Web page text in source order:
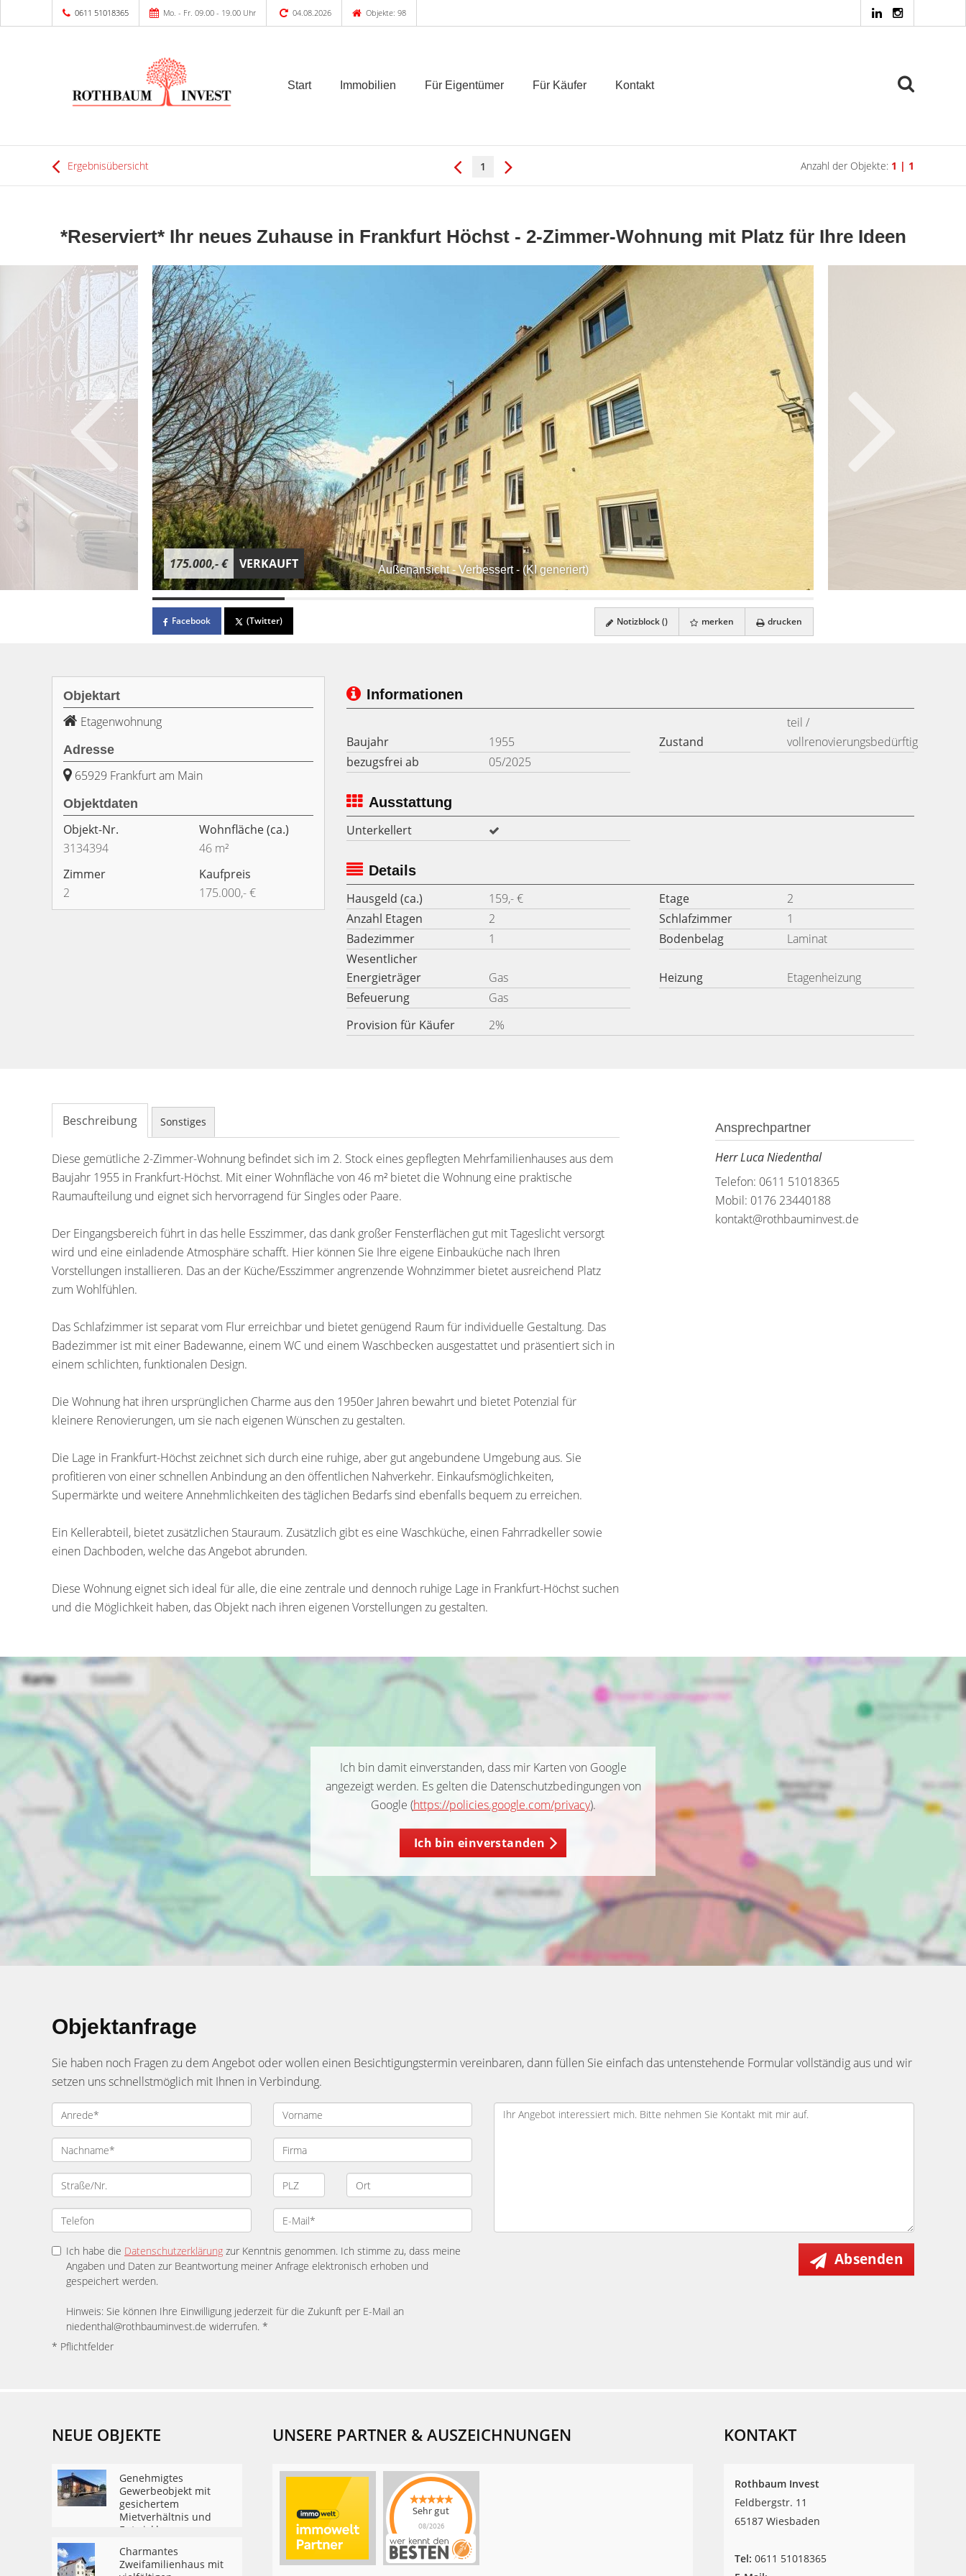
0611 51018365 Mo. - Fr. 09.00 - 19.00 Uhr 04.08.2026 Objekte: 98
Start Immobilien Für Eigentümer Für Käufer Kontakt
Ergebnisübersicht 1 Anzahl der Objekte: 1 | 1
*Reserviert* Ihr neues Zuhause in Frankfurt Höchst - 2-Zimmer-Wohnung mit Platz für Ihre Ideen
Außenansicht - Verbessert - (KI generiert)
175.000,- € VERKAUFT
Facebook (Twitter) Notizblock () merken drucken
Objektart
Etagenwohnung
Adresse
65929 Frankfurt am Main
Objektdaten
Objekt-Nr.
3134394
Wohnfläche(ca.)
46 m²
Zimmer
2
Kaufpreis
175.000,- €
Informationen
Baujahr 1955 Zustand
teil /
vollrenovierungsbedürftig
bezugsfrei ab
05/2025
Ausstattung
Unterkellert
Details
Hausgeld (ca.)
159,- € Etage
2
Anzahl Etagen
2 Schlafzimmer
1
Badezimmer
1 Bodenbelag
Laminat
Wesentlicher
Energieträger
Gas Heizung
Etagenheizung
Befeuerung
Gas
Provision für Käufer
2%
Beschreibung Sonstiges
Diese gemütliche 2-Zimmer-Wohnung befindet sich im 2. Stock eines gepflegten Mehrfamilienhauses aus dem
Baujahr 1955 in Frankfurt-Höchst. Mit einer Wohnfläche von 46 m² bietet die Wohnung eine praktische
Raumaufteilung und eignet sich hervorragend für Singles oder Paare.
Der Eingangsbereich führt in das helle Esszimmer, das dank großer Fensterflächen gut mit Tageslicht versorgt
wird und eine einladende Atmosphäre schafft. Hier können Sie Ihre eigene Einbauküche nach Ihren
Vorstellungen installieren. Das an der Küche/Esszimmer angrenzende Wohnzimmer bietet ausreichend Platz
zum Wohlfühlen.
Das Schlafzimmer ist separat vom Flur erreichbar und bietet genügend Raum für individuelle Gestaltung. Das
Badezimmer ist mit einer Badewanne, einem WC und einem Waschbecken ausgestattet und präsentiert sich in
einem schlichten, funktionalen Design.
Die Wohnung hat ihren ursprünglichen Charme aus den 1950er Jahren bewahrt und bietet Potenzial für
kleinere Renovierungen, um sie nach eigenen Wünschen zu gestalten.
Die Lage in Frankfurt-Höchst zeichnet sich durch eine ruhige, aber gut angebundene Umgebung aus. Sie
profitieren von einer schnellen Anbindung an den öffentlichen Nahverkehr. Einkaufsmöglichkeiten,
Supermärkte und weitere Annehmlichkeiten des täglichen Bedarfs sind ebenfalls bequem zu erreichen.
Ein Kellerabteil, bietet zusätzlichen Stauraum. Zusätzlich gibt es eine Waschküche, einen Fahrradkeller sowie
einen Dachboden, welche das Angebot abrunden.
Diese Wohnung eignet sich ideal für alle, die eine zentrale und dennoch ruhige Lage in Frankfurt-Höchst suchen
und die Möglichkeit haben, das Objekt nach ihren eigenen Vorstellungen zu gestalten.
Ansprechpartner
Herr Luca Niedenthal
Telefon: 0611 51018365
Mobil: 0176 23440188
kontakt@rothbauminvest.de
Ich bin damit einverstanden, dass mir Karten von Google
angezeigt werden. Es gelten die Datenschutzbedingungen von
Google (https://policies.google.com/privacy).
Ich bin einverstanden
Objektanfrage
Sie haben noch Fragen zu dem Angebot oder wollen einen Besichtigungstermin vereinbaren, dann füllen Sie einfach das untenstehende Formular vollständig aus und wir
setzen uns schnellstmöglich mit Ihnen in Verbindung.
Ich habe die Datenschutzerklärung zur Kenntnis genommen. Ich stimme zu, dass meine
Angaben und Daten zur Beantwortung meiner Anfrage elektronisch erhoben und
gespeichert werden.
Hinweis: Sie können Ihre Einwilligung jederzeit für die Zukunft per E-Mail an
niedenthal@rothbauminvest.de widerrufen. *
* Pflichtfelder
Absenden
NEUE OBJEKTE
Genehmigtes
Gewerbeobjekt mit
gesichertem
Mietverhältnis und
Entwicklungsreserve
Charmantes
Zweifamilienhaus mit
UNSERE PARTNER & AUSZEICHNUNGEN
Sehr gut
08/2026
Rothbaum Invest
hat4.9von5
KONTAKT
Rothbaum Invest
Feldbergstr. 11
65187 Wiesbaden
Tel: ‎0611 51018365